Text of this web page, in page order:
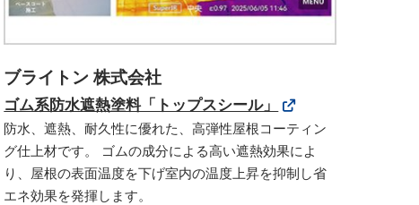
ブライトン 株式会社
ゴム系防水遮熱塗料「トップスシール」
防水、遮熱、耐久性に優れた、高弾性屋根コーティン
グ仕上材です。 ゴムの成分による高い遮熱効果によ
り、屋根の表面温度を下げ室内の温度上昇を抑制し省
エネ効果を発揮します。